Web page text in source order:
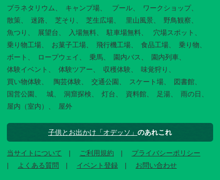
プラネタリウム
キャンプ場 プール
ワークショップ
散策
迷路 芝そり 芝生広場 里山風景
野鳥観察
魚つり
展望台 入場無料 駐車場無料
穴場スポット
乗り物工場
お菓子工場 飛行機工場 食品工場
乗り物
ボート
ロープウェイ 乗馬 園内バス
園内列車
体験イベント
体験ツアー 収穫体験
味覚狩り
買い物体験
陶芸体験 交通公園 スケート場
図書館
国営公園
城 洞窟探検 灯台 資料館 足湯
雨の日
屋内（室内）
屋外
子供とお出かけ「オデッソ」 のあれこれ
当サイトについて ご利用規約
プライバシーポリシー
よくある質問
イベント登録 お問い合わせ